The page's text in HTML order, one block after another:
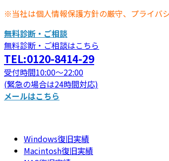
※当社は個人情報保護方針の厳守、プライバ
無料診断・ご相談
無料診断・ご相談はこちら
TEL:0120-8414-29
受付時間10:00～22:00
(緊急の場合は24時間対応)
メールはこちら
Windows復旧実績
Macintosh復旧実績